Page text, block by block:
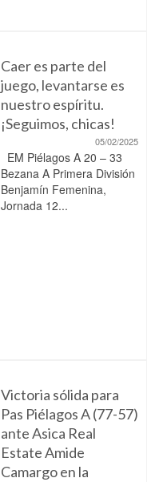
Caer es parte del
juego, levantarse es
nuestro espíritu.
¡Seguimos, chicas!
05/02/2025
EM Piélagos A 20 – 33
Bezana A Primera División
Benjamín Femenina,
Jornada 12...
Victoria sólida para
Pas Piélagos A (77-57)
ante Asica Real
Estate Amide
Camargo en la